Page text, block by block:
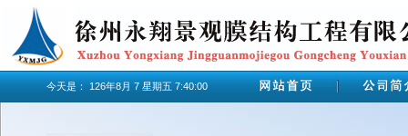
今天是： 126年8月 7 星期五 7:40:00